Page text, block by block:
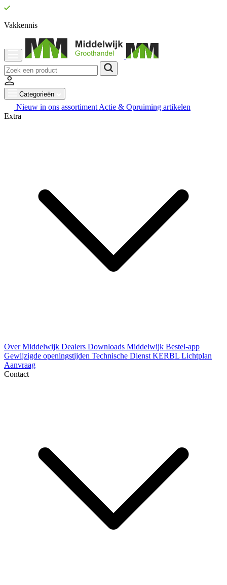
Vakkennis
Categorieën
Nieuw in ons assortiment Actie & Opruiming artikelen
Extra
Over Middelwijk Dealers Downloads Middelwijk Bestel-app
Gewijzigde openingstijden Technische Dienst KERBL Lichtplan
Aanvraag
Contact